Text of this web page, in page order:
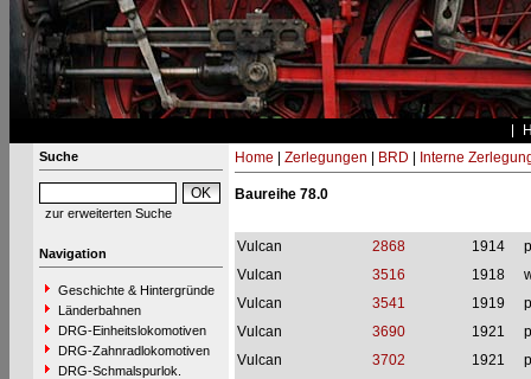
Suche
zur erweiterten Suche
Navigation
Geschichte & Hintergründe
Länderbahnen
DRG-Einheitslokomotiven
DRG-Zahnradlokomotiven
DRG-Schmalspurlok.
Home Zerlegungen BRD Interne
Baureihe 78.0
Vulcan 2868 1914
Vulcan
3516 1918
Vulcan
3541 1919
Vulcan
3690 1921
Vulcan
3702 1921